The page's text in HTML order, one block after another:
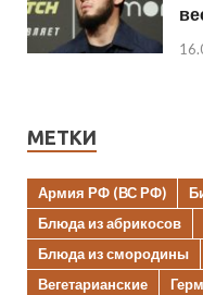
МЕТКИ
Армия РФ (ВС РФ)
Блюда из абрикосов
Блюда из смородины
Вегетарианские